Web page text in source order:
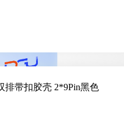
排带扣胶壳 2*9Pin黑色